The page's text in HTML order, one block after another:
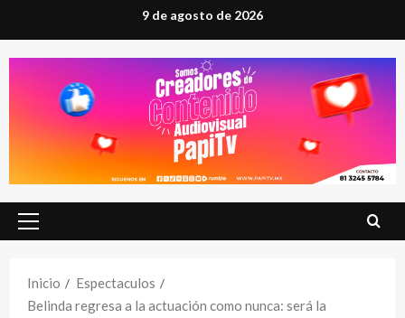
al
contenido
9 de agosto de 2026
Menú
Inicio
Espectaculos
Belinda regresa a la actuación como nunca: será la